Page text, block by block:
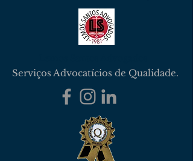
Serviços Advocatícios de Qualidade.